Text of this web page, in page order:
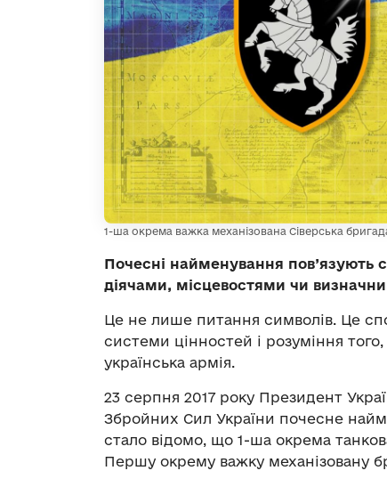
1-ша окрема важка механізована Сіверська
Почесні найменування пов’язують
діячами, місцевостями чи
Це не лише питання символів. Це
системи цінностей і розуміння того,
українська армія.
23 серпня 2017 року Президент
Збройних Сил України почесне
стало відомо, що 1-ша окрема
Першу окрему важку механізовану